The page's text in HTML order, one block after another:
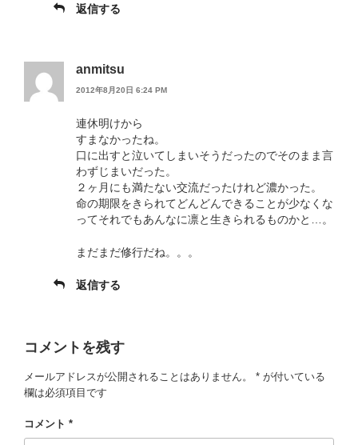
返信する
anmitsu
2012年8月20日 6:24 PM
連休明けから
すまなかったね。
口に出すと泣いてしまいそうだったのでそのまま言
わずじまいだった。
２ヶ月にも満たない交流だったけれど濃かった。
命の期限をきられてどんどんできることが少なくな
ってそれでもあんなに凛と生きられるものかと…。
まだまだ修行だね。。。
返信する
コメントを残す
メールアドレスが公開されることはありません。 * が付いている
欄は必須項目です
コメント *